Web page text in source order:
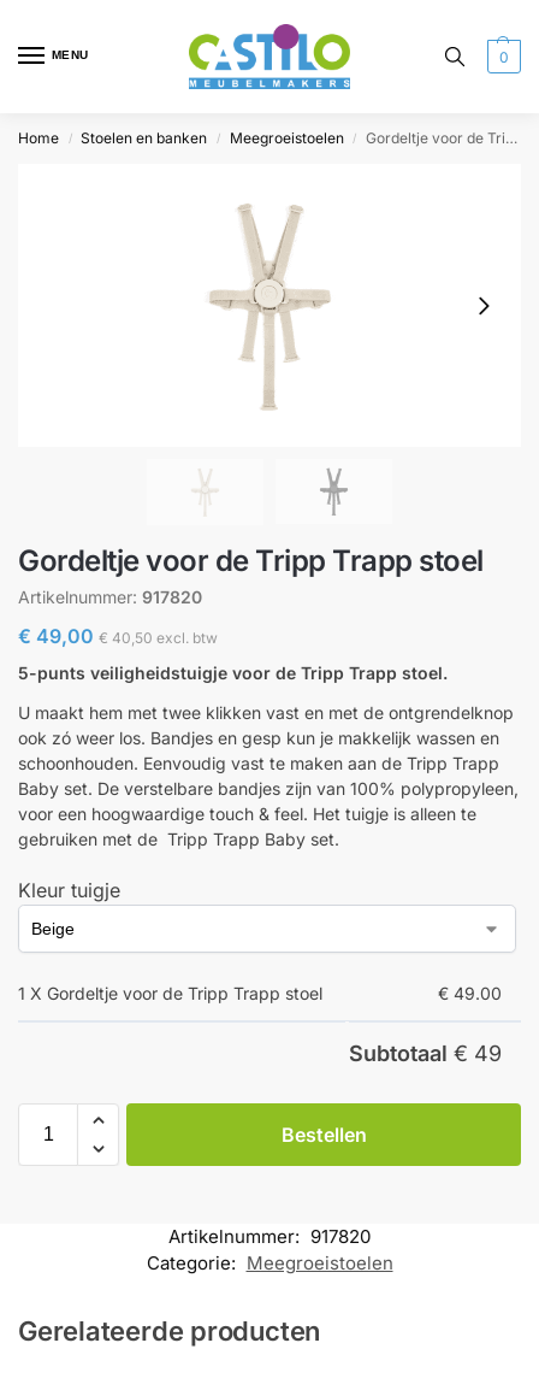
MENU 0
Home / Stoelen en banken / Meegroeistoelen / Gordeltje voor de Tripp Trapp stoel
Gordeltje voor de Tripp Trapp stoel
Artikelnummer: 917820
€ 49,00 € 40,50 excl. btw
5-punts veiligheidstuigje voor de Tripp Trapp stoel.
U maakt hem met twee klikken vast en met de ontgrendelknop
ook zó weer los. Bandjes en gesp kun je makkelijk wassen en
schoonhouden. Eenvoudig vast te maken aan de Tripp Trapp
Baby set. De verstelbare bandjes zijn van 100% polypropyleen,
voor een hoogwaardige touch & feel. Het tuigje is alleen te
gebruiken met de Tripp Trapp Baby set.
Kleur tuigje
1 X Gordeltje voor de Tripp Trapp stoel € 49.00
Subtotaal € 49
Bestellen
Artikelnummer: 917820
Categorie: Meegroeistoelen
Gerelateerde producten